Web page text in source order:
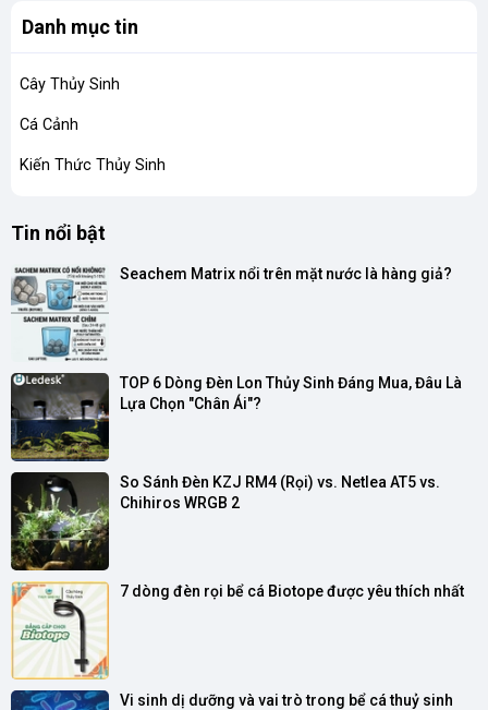
Danh mục tin
Cây Thủy Sinh
Cá Cảnh
Kiến Thức Thủy Sinh
Tin nổi bật
Seachem Matrix nổi trên mặt nước là hàng giả?
TOP 6 Dòng Đèn Lon Thủy Sinh Đáng Mua, Đâu Là
Lựa Chọn "Chân Ái"?
So Sánh Đèn KZJ RM4 (Rọi) vs. Netlea AT5 vs.
Chihiros WRGB 2
7 dòng đèn rọi bể cá Biotope được yêu thích nhất
Vi sinh dị dưỡng và vai trò trong bể cá thuỷ sinh